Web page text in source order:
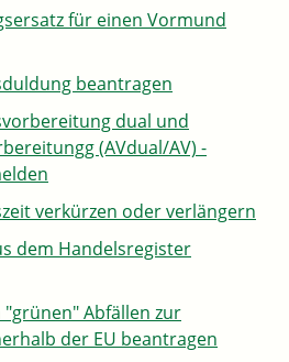
für einen Vormund
beantragen
dual und
(AVdual/AV) -
verkürzen oder verlängern
dem Handelsregister
Abfällen zur
der EU beantragen